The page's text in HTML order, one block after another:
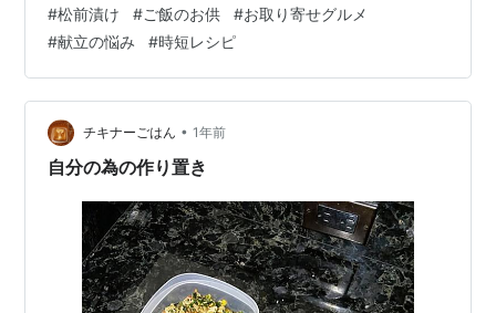
たの悩みを一瞬で解決する、失敗しない「松前漬け 通販
冷凍 美味しい」選びをご紹介します。 🧂 手作りの手
間、スーパーの妥協から解放！失敗しない「美味しい冷
凍松前漬け通販」の選び方 「松前漬け」と聞くと、お正
月やお祝い事で食べる、少し敷居の高いイメージがある
かもしれません。 従来の方法には、こ…
#松前漬け #ご飯のお供 #お取り寄せグルメ
#献立の悩み #時短レシピ
チキナーごはん • 1年前
自分の為の作り置き